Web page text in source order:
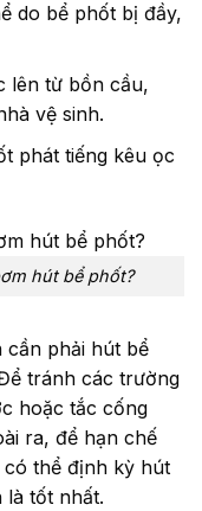
do bể phốt bị đầy,
lên từ bồn cầu,
vệ sinh.
phát tiếng kêu ọc
hút bể phốt?
cần phải hút bể
tránh các trường
hoặc tắc cống
ra, để hạn chế
thể định kỳ hút
là tốt nhất.